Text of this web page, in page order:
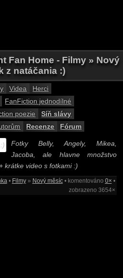
Fan Home - Filmy » Nový
z natáčania :)
Videa
Herci
FanFiction jednodílné
poezie
Síň slávy
Recenze Fórum
Fotky Belly, Angely, Mikea,
Jacoba, ale hlavne množstvo
krátke video s fotkami :)
• Filmy» Nový měsíc• komentováno 0× •
zobrazeno 3654×